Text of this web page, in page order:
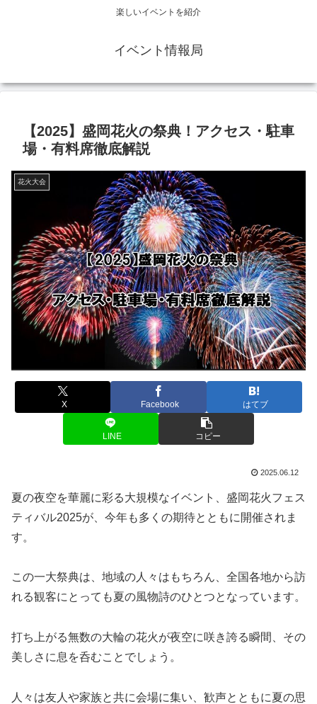
楽しいイベントを紹介
イベント情報局
【2025】盛岡花火の祭典！アクセス・駐車
場・有料席徹底解説
花火大会
X Facebook はてブ
LINE コピー
2025.06.12
夏の夜空を華麗に彩る大規模なイベント、盛岡花火フェス
ティバル2025が、今年も多くの期待とともに開催されま
す。
この一大祭典は、地域の人々はもちろん、全国各地から訪
れる観客にとっても夏の風物詩のひとつとなっています。
打ち上がる無数の大輪の花火が夜空に咲き誇る瞬間、その
美しさに息を呑むことでしょう。
人々は友人や家族と共に会場に集い、歓声とともに夏の思